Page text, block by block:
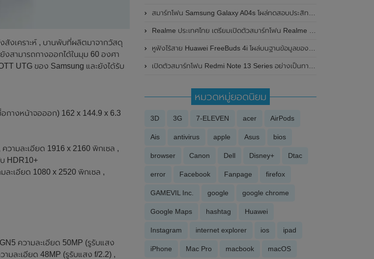
สังเคราะห์ , บานพับที่ผลิตมาจากวัสดุ
สามารถกางออกได้ในมุม 60 องศา
UTG ของ Samsung และยังได้รับ
กางหน้าจอออก) 162 x 144.9 x 6.3
วามละเอียด 1916 x 2160 พิกเซล ,
HDR10+
ะเอียด 1080 x 2520 พิกเซล ,
ความละเอียด 50MP (รูรับแสง
มละเอียด 48MP (รูรับแสง f/2.2) ,
สมาร์ทโฟน Samsung Galaxy A04s โผล่ทดสอบประสิทธิภาพบน Geekbench มาพร้อมกับชิป Exynos 850 ลุ้นเปิดตัวในเร็วๆนี้
Realme ประเทศไทย เตรียมเปิดตัวสมาร์ทโฟน Realme 9 Pro Series ในวันที่ 1 มีนาคม 2022 นี้ พร้อมเผยสเปกแบบจัดเต็ม
หูฟังไร้สาย Huawei FreeBuds 4i โผล่บนฐานข้อมูลของหน่วยงาน Bluetooth SIG ชี้ให้เห็นว่าใกล้จะเปิดตัวเต็มทีแล้ว
เปิดตัวสมาร์ทโฟน Redmi Note 13 Series อย่างเป็นทางการแล้วในประเทศจีน
หมวดหมู่ยอดนิยม
3D 3G 7-ELEVEN acer AirPods
Ais antivirus apple Asus bios
browser Canon Dell Disney+ Dtac
error Facebook Fanpage firefox
GAMEVIL Inc. google google chrome
Google Maps hashtag Huawei
Instagram internet explorer ios ipad
iPhone Mac Pro macbook macOS